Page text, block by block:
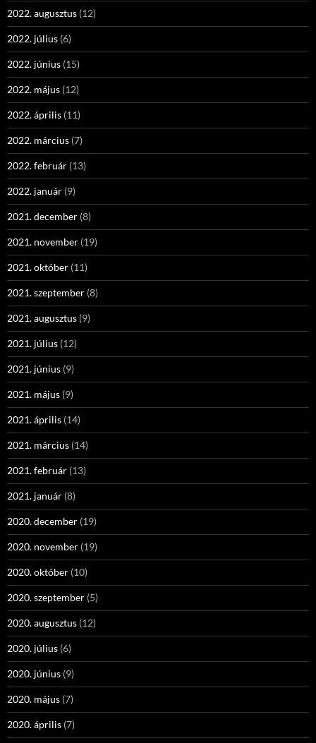
2022. augusztus (12)
2022. július (6)
2022. június (15)
2022. május (12)
2022. április (11)
2022. március (7)
2022. február (13)
2022. január (9)
2021. december (8)
2021. november (19)
2021. október (11)
2021. szeptember (8)
2021. augusztus (9)
2021. július (12)
2021. június (9)
2021. május (9)
2021. április (14)
2021. március (14)
2021. február (13)
2021. január (8)
2020. december (19)
2020. november (19)
2020. október (10)
2020. szeptember (5)
2020. augusztus (12)
2020. július (6)
2020. június (9)
2020. május (7)
2020. április (7)